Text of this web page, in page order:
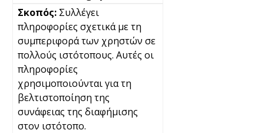
Συλλέγει
πληροφορίες σχετικά με τη
συμπεριφορά των χρηστών σε
πολλούς ιστότοπους. Αυτές οι
πληροφορίες
χρησιμοποιούνται για τη
βελτιστοποίηση της
συνάφειας της διαφήμισης
στον ιστότοπο.